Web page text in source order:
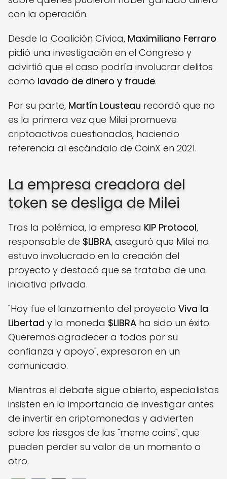
con la operación.
Desde la Coalición Cívica, Maximiliano Ferraro
pidió una investigación en el Congreso y
advirtió que el caso podría involucrar delitos
como lavado de dinero y fraude.
Por su parte, Martín Lousteau recordó que no
es la primera vez que Milei promueve
criptoactivos cuestionados, haciendo
referencia al escándalo de CoinX en 2021.
La empresa creadora del
token se desliga de Milei
Tras la polémica, la empresa KIP Protocol,
responsable de $LIBRA, aseguró que Milei no
estuvo involucrado en la creación del
proyecto y destacó que se trataba de una
iniciativa privada.
"Hoy fue el lanzamiento del proyecto Viva la
Libertad y la moneda $LIBRA ha sido un éxito.
Queremos agradecer a todos por su
confianza y apoyo", expresaron en un
comunicado.
Mientras el debate sigue abierto, especialistas
insisten en la importancia de investigar antes
de invertir en criptomonedas y advierten
sobre los riesgos de las "meme coins", que
pueden perder su valor de un momento a
otro.